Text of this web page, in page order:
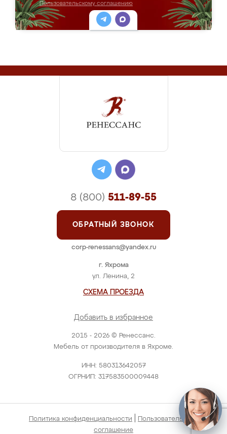
Пользовательскому соглашению
2015 - 2026 © Ренессанс.
Мебель от производителя в Яхроме.
ИНН: 580313642057
ОГРНИП: 317583500009448
г. Яхрома
ул. Ленина, 2
СХЕМА ПРОЕЗДА
Добавить в избранное
8 (800) 511-89-55
ОБРАТНЫЙ ЗВОНОК
corp-renessans@yandex.ru
Политика конфиденциальности
Пользовательское
соглашение